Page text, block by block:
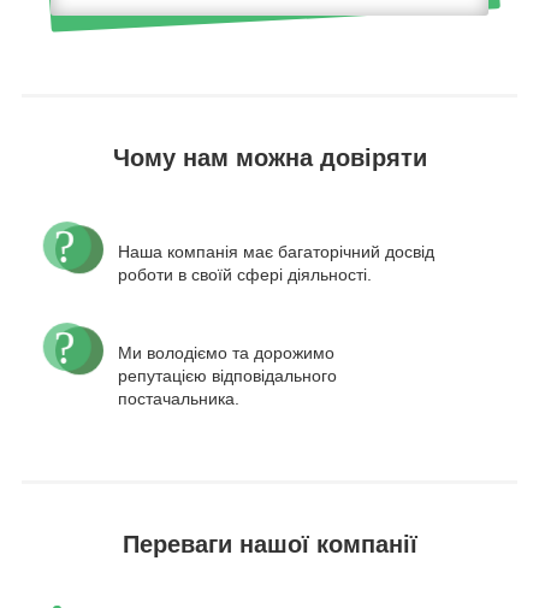
Чому нам можна довіряти
Наша компанія має багаторічний досвід
роботи в своїй сфері діяльності.
Ми володіємо та дорожимо
репутацією відповідального
постачальника.
Переваги нашої компанії